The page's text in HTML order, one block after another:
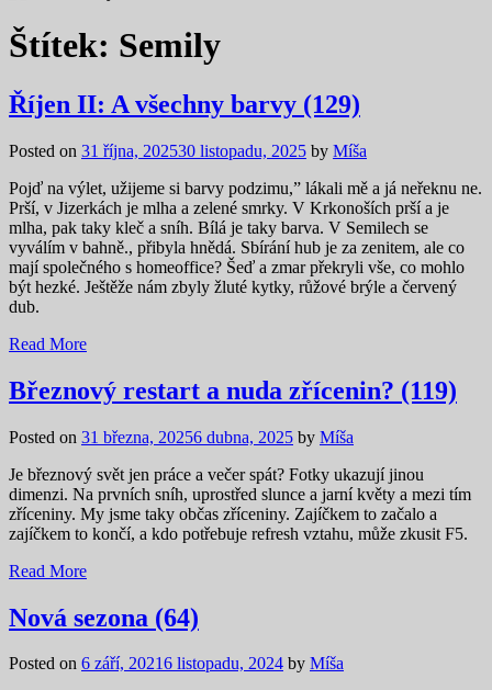
Štítek: Semily
Říjen II: A všechny barvy (129)
Posted on 31 října, 202530 listopadu, 2025 by Míša
Pojď na výlet, užijeme si barvy podzimu,” lákali mě a já neřeknu ne.
Prší, v Jizerkách je mlha a zelené smrky. V Krkonoších prší a je
mlha, pak taky kleč a sníh. Bílá je taky barva. V Semilech se
vyválím v bahně., přibyla hnědá. Sbírání hub je za zenitem, ale co
mají společného s homeoffice? Šeď a zmar překryli vše, co mohlo
být hezké. Ještěže nám zbyly žluté kytky, růžové brýle a červený
dub.
Read More
Březnový restart a nuda zřícenin? (119)
Posted on 31 března, 20256 dubna, 2025 by Míša
Je březnový svět jen práce a večer spát? Fotky ukazují jinou
dimenzi. Na prvních sníh, uprostřed slunce a jarní květy a mezi tím
zříceniny. My jsme taky občas zříceniny. Zajíčkem to začalo a
zajíčkem to končí, a kdo potřebuje refresh vztahu, může zkusit F5.
Read More
Nová sezona (64)
Posted on 6 září, 20216 listopadu, 2024 by Míša